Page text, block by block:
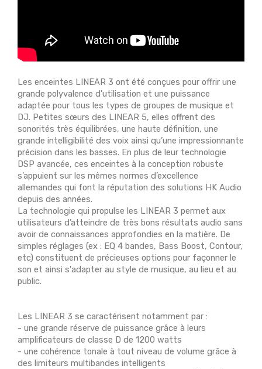
Les enceintes LINEAR 3 ont été conçues pour offrir une
grande polyvalence d'utilisation et une puissance
adaptée pour tous les types de groupes de musique et
DJ. Petites sœurs des LINEAR 5, elles offrent des
sonorités très équilibrées, une haute définition, une
grande intelligibilité des voix ainsi qu’une impressionnante
précision dans les basses. En plus de leur technologie
DSP avancée, ces enceintes à la conception robuste
s’appuient sur les mêmes normes d’excellence
allemandes qui font la réputation des solutions HK Audio
depuis des années.
La technologie qui propulse les LINEAR 3 permet aux
utilisateurs d’atteindre de très bons résultats audio sans
avoir de connaissances approfondies en la matière. De
simples réglages (ex : EQ 4 bandes, Bass Boost, Contour,
etc) constituent de précieuses options pour façonner le
son et ainsi s'adapter au style de musique, au lieu et au
public.
Les LINEAR 3 se caractérisent notamment par :
- une grande réserve de puissance grâce à leurs
amplificateurs de classe D de 1200 watts
- une cohérence tonale à tout niveau de volume grâce à
des limiteurs multibandes intelligents